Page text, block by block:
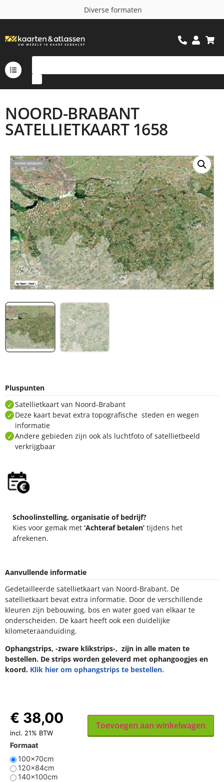
Diverse formaten
NOORD-BRABANT
SATELLIETKAART 1658
Pluspunten
Satellietkaart van Noord-Brabant
Deze kaart bevat extra topografische steden en wegen
informatie
Andere gebieden zijn ook als luchtfoto of satellietbeeld
verkrijgbaar
Schoolinstelling, organisatie of bedrijf?
Kies voor gemak met ‘Achteraf betalen’ tijdens het
afrekenen.
Aanvullende informatie
Gedetailleerde satellietkaart van Noord-Brabant. De
satellietkaart bevat extra informatie. Door de verschillende
kleuren zijn bebouwing, bos en water goed van elkaar te
onderscheiden. De kaart heeft ook een duidelijke
kilometeraanduiding.
Ophangstrips, -zware klikstrips-, zijn in alle maten te
bestellen. De strips worden geleverd met ophangoogjes en
koord. Klik hier om ophangstrips te bestellen.
Formaat
100x70cm
120x84cm
140x100cm
€ 38,00
incl. 21% BTW
Toevoegen aan winkelwagen